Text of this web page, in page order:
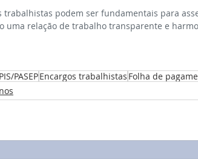
trabalhistas podem ser fundamentais para
uma relação de trabalho transparente e
PIS/PASEPEncargos trabalhistas Folha de